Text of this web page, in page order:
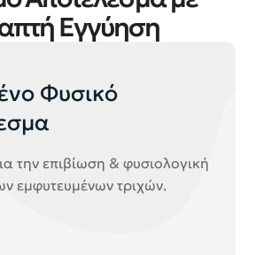
Εγγύηση
Φυσικό
την επιβίωση & φυσιολογική
εμφυτευμένων τριχών.